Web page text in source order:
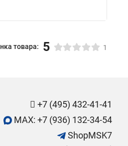
товара: 5 1
+7 (495) 432-41-41
MAX: +7 (936) 132-34-54
ShopMSK7